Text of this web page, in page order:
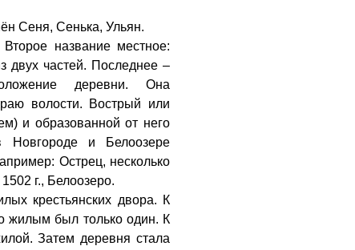
Сеня, Сенька, Ульян.
название местное:
двух частей. Последнее –
деревни. Она
волости. Вострый или
и образованной от него
и Белоозере
Острец, несколько
г., Белоозеро.
крестьянских двора. К
жилым был только один. К
Затем деревня стала